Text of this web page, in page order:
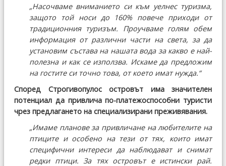
„Насочваме вниманието си към уелнес туризма,
защото той носи до 160% повече приходи от
традиционния туризъм. Проучваме голям обем
информация от различни части на света, за да
установим състава на нашата вода за какво е най-
полезна и как се използва. Искаме да предложим
на гостите си точно това, от което имат нужда.“
Според Строгивопулос островът има значителен
потенциал да привлича по-платежоспособни туристи
чрез предлагането на специализирани преживявания.
„Имаме планове за привличане на любителите на
птиците и особено на тези от тях, които имат
специфични интереси да наблюдават и снимат
редки птици. За тях островът е истински рай.